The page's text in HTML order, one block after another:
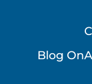
Blog